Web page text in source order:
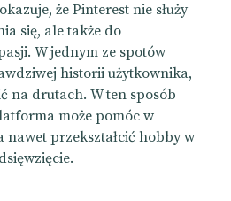
że Pinterest nie służy
się, ale także do
W jednym ze spotów
historii użytkownika,
na drutach. W ten sposób
może pomóc w
nawet przekształcić hobby w